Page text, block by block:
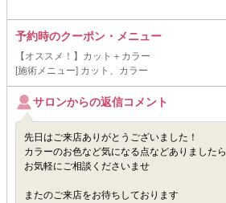
予約時のクーポン・メニュー
【オススメ！】カット＋カラー
[施術メニュー] カット、カラー
サロンからの返信コメント
先日はご来店ありがとうございました！
カラーのお色など気になる点などありましたら
お気軽にご相談くださいませ
またのご来店をお待ちしております